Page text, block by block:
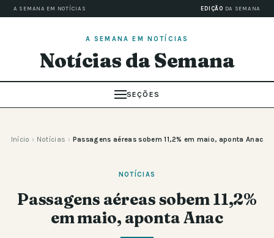
A SEMANA EM NOTÍCIAS EDIÇÃO DA SEMANA
A SEMANA EM NOTÍCIAS
Notícias da Semana
SEÇÕES
Início › Notícias › Passagens aéreas sobem 11,2% em maio, aponta Anac
NOTÍCIAS
Passagens aéreas sobem 11,2%
em maio, aponta Anac